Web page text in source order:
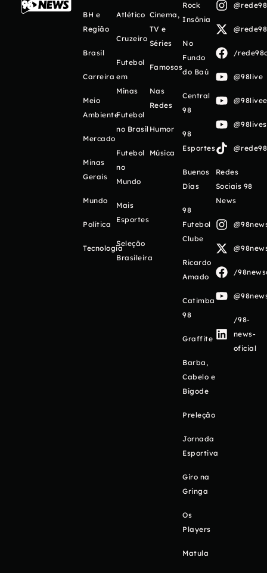
BH e
Região
Brasil
Carreira
Meio
Ambiente
Mercado
Minas
Gerais
Mundo
Política
Tecnologia
Atlético
Cruzeiro
Futebol
em
Minas
Futebol
no Brasil
Futebol
no
Mundo
Mais
Esportes
Seleção
Brasileira
Cinema,
TV e
Séries
Famosos
Nas
Redes
Humor
Música
Rock
Insônia
No
Fundo
do Baú
Central
98
98
Esportes
Buenos
Días
98
Futebol
Clube
Ricardo
Amado
Catimba
98
Graffite
Barba,
Cabelo e
Bigode
Preleção
Jornada
Esportiva
Giro na
Gringa
Os
Players
Matula
/
@98live
Redes
Sociais 98
News
/
/98-
news-
oficial